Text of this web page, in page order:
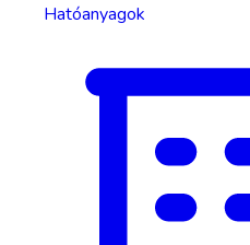
Hatóanyagok